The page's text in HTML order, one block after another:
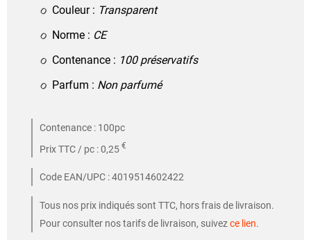
Couleur : Transparent
Norme : CE
Contenance : 100 préservatifs
Parfum : Non parfumé
Contenance : 100pc
Prix TTC / pc : 0,25 €
Code EAN/UPC : 4019514602422
Tous nos prix indiqués sont TTC, hors frais de livraison.
Pour consulter nos tarifs de livraison, suivezce lien.